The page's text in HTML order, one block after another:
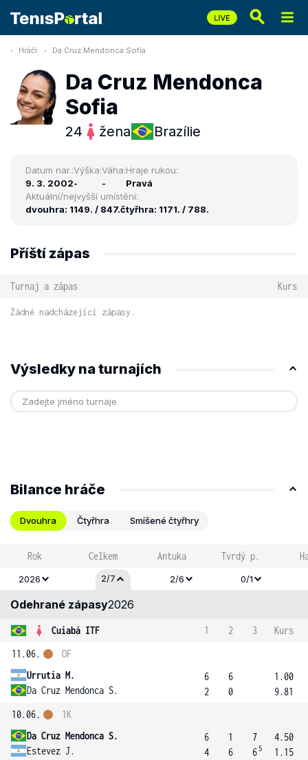
Hráči Da Cruz Mendonca Sofia
Da Cruz Mendonca
Sofia
24 žena Brazílie
Datum nar.:
9. 3. 2002
Výška:
-
Váha:
-
Hraje rukou:
Pravá
Aktuální/nejvyšší umístění:
dvouhra: 1149. / 847.čtyřhra: 1171. / 788.
Příští zápas
Turnaj a zápas Kurs
Žádné nadcházející zápasy.
Výsledky na turnajích
Bilance hráče
Dvouhra Čtyřhra Smíšené čtyřhry
Rok Celkem Antuka Tvrdý p.
2026 2/7 2/6 0/1
Odehrané zápasy2026
Cuiabá ITF 1 2 3
Kurs
11.06.
Urrutia M.
Da Cruz Mendonca S.
OF
6
2
6
0
1.00
9.81
10.06.
Da Cruz Mendonca S.
Estevez J.
1K
6
4
1
6
7
6 5
4.50
1.15